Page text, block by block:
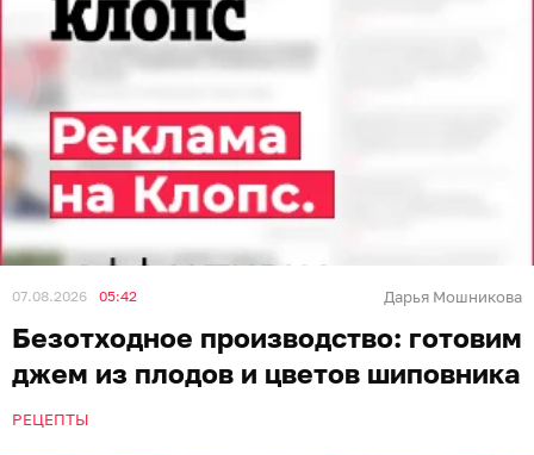
07.08.2026 05:42 Дарья Мошникова
Безотходное производство: готовим
джем из плодов и цветов шиповника
РЕЦЕПТЫ